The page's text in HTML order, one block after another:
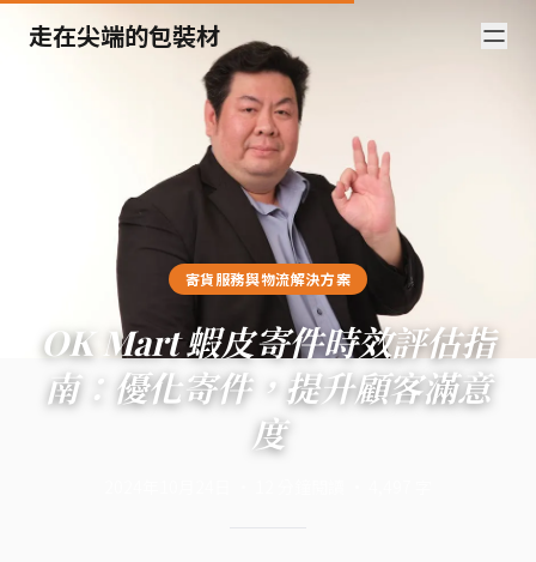
走在尖端的包裝材
寄貨服務與物流解決方案
OK Mart 蝦皮寄件時效評估指
南：優化寄件，提升顧客滿意
度